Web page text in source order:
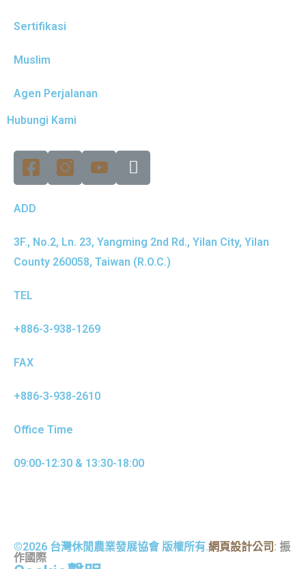
Sertifikasi
Muslim
Agen Perjalanan
Hubungi Kami
ADD
3F., No.2, Ln. 23, Yangming 2nd Rd., Yilan City, Yilan
County 260058, Taiwan (R.O.C.)
TEL
+886-3-938-1269
FAX
+886-3-938-2610
Office Time
09:00-12:30 & 13:30-18:00
©2026 台灣休閒農業發展協會 版權所有.網頁設計公司 : 振
作國際